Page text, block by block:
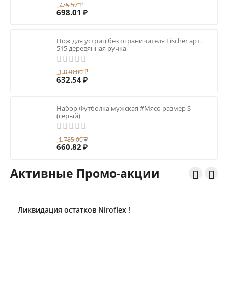
775.57 ₽
698.01 ₽
Нож для устриц без ограничителя Fisсher арт.
515 деревянная ручка
1 838.00 ₽
632.54₽
Набор Футболка мужская #Мясо размер S
(серый)
1 785.00 ₽
660.82 ₽
Активные Промо-акции  
Скидка 10% на Pirge